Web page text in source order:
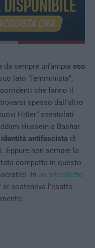
da sempre un’ampia eco
lato “femminista”,
che fanno il
spesso dall’altro
Hitler” sventolati
Hussein a Bashar
antifascista di
Eppure non sempre la
compatta in questo
In un articoletto
si sosteneva l’esatto